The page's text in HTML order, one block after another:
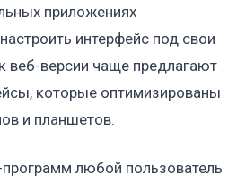
приложениях
интерфейс под свои
веб-версии чаще предлагают
которые оптимизированы
и планшетов.
любой пользователь